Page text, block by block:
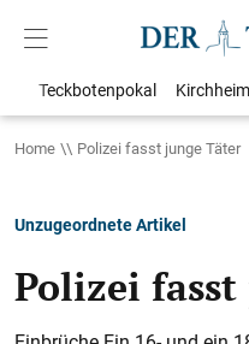
Teckbotenpokal Kirchheim
Home Polizei fasst junge Täter
Unzugeordnete Artikel
Polizei